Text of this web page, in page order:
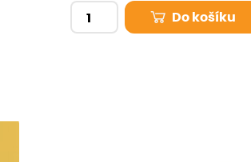
Do košíku